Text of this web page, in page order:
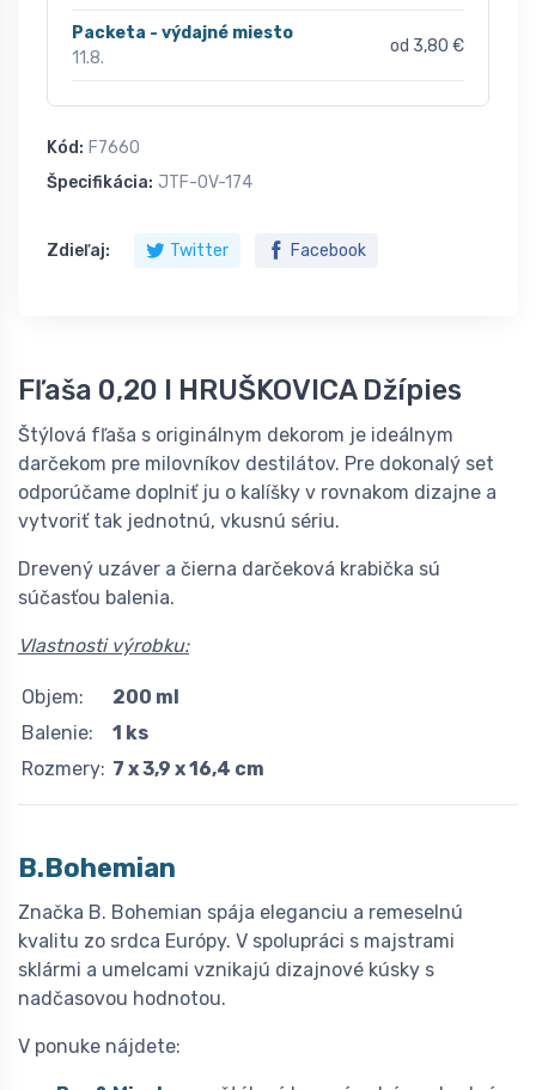
Packeta - výdajné miesto
11.8.
od 3,80 €
Kód: F7660
Špecifikácia: JTF-OV-174
Zdieľaj: Twitter Facebook
Fľaša 0,20 l HRUŠKOVICA Džípies
Štýlová fľaša s originálnym dekorom je ideálnym
darčekom pre milovníkov destilátov. Pre dokonalý set
odporúčame doplniť ju o kalíšky v rovnakom dizajne a
vytvoriť tak jednotnú, vkusnú sériu.
Drevený uzáver a čierna darčeková krabička sú
súčasťou balenia.
Vlastnosti výrobku:
Objem:
200 ml
Balenie:
1 ks
Rozmery: 7 x 3,9 x 16,4 cm
B.Bohemian
Značka B. Bohemian spája eleganciu a remeselnú
kvalitu zo srdca Európy. V spolupráci s majstrami
sklármi a umelcami vznikajú dizajnové kúsky s
nadčasovou hodnotou.
V ponuke nájdete: